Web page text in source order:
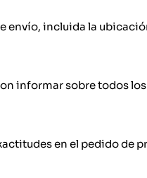
envío, incluida la
informar sobre todos
en el pedido de